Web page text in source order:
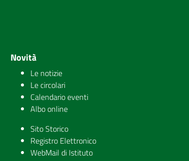
Novità
Le notizie
Le circolari
Calendario eventi
Albo online
Sito Storico
Registro Elettronico
WebMail di Istituto